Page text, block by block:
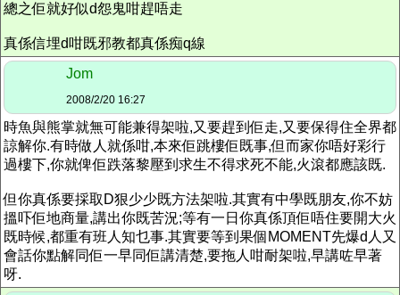
總之佢就好似d怨鬼咁趕唔走
真係信埋d咁既邪教都真係痴q線
Jom
2008/2/20 16:27
時魚與熊掌就無可能兼得架啦,又要趕到佢走,又要保得住全界都
諒解你.有時做人就係咁,本來佢跳樓佢既事,但而家你唔好彩行
過樓下,你就俾佢跌落黎壓到求生不得求死不能,火滾都應該既.
但你真係要採取D狠少少既方法架啦.其實有中學既朋友,你不妨
搵吓佢地商量,講出你既苦況;等有一日你真係頂佢唔住要開大火
既時候,都重有班人知乜事.其實要等到果個MOMENT先爆d人又
會話你點解同佢一早同佢講清楚,要拖人咁耐架啦,早講咗早著
呀.